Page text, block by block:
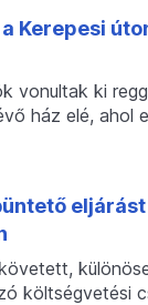
Kerepesi
vonultak ki
ház elé, ahol
költségvetési